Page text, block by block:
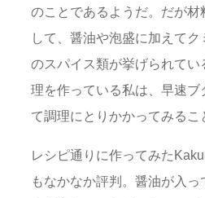
のことであるようだ。だが材
して、醤油や泡盛に加えて
のスパイス類が挙げられて
理を作っている私は、早速ブ
て調理にとりかかってみるこ
レシピ通りに作ってみた
もなかなか評判。醤油が入